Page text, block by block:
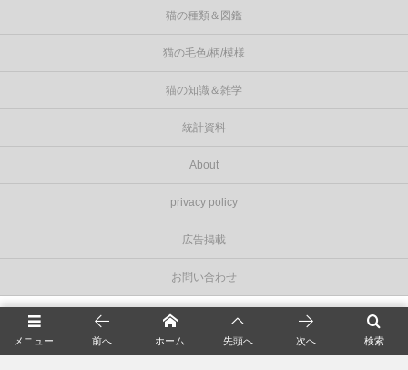
猫の種類＆図鑑
猫の毛色/柄/模様
猫の知識＆雑学
統計資料
About
privacy policy
広告掲載
お問い合わせ
Cat Press（キャットプレス）
メニュー 検索
前へ ホーム 先頭へ 次へ